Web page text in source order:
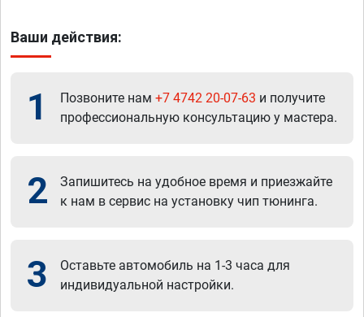
Ваши действия:
1 Позвоните нам +7 4742 20-07-63 и получите
профессиональную консультацию у мастера.
2
Запишитесь на удобное время и приезжайте
к нам в сервис на установку чип тюнинга.
3
Оставьте автомобиль на 1-3 часа для
индивидуальной настройки.